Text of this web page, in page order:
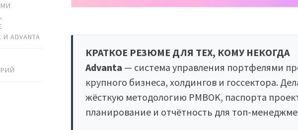
,
ADVANTA
КРАТКОЕ РЕЗЮМЕ ДЛЯ ТЕХ, КОМУ НЕКОГДА
Advanta — система управления портфелями
крупного бизнеса, холдингов и госсектора.
жёсткую методологию PMBOK, паспорта
планирование и отчётность для топ-